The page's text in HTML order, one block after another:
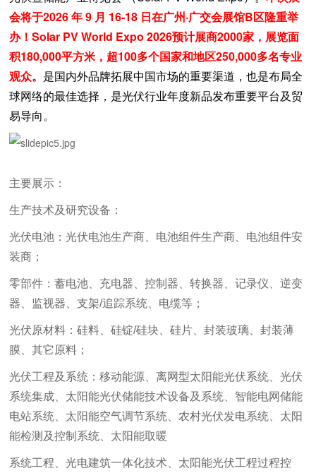
会将于2026 年 9 月 16-18 日在广州·广交会展馆B区隆重举
办！Solar PV World Expo 2026预计展商2000家，展览面
积180,000平方米，超100多个国家和地区250,000多名专业
观众。 是国内外品牌拓展中国市场的重要渠道，也是布局全
球网络的最佳选择，是光伏行业年度新品发布重要平台及贸
易导向。
主要展示：
生产技术及研究设备：
光伏电池：光伏电池生产商、电池组件生产商、电池组件安
装商；
零部件：蓄电池、充电器、控制器、转换器、记录仪、逆变
器、监视器、支架/追踪系统、电缆等；
光伏原材料：硅料、硅锭/硅块、硅片、封装玻璃、封装薄
膜、其它原料；
光伏工程及系统：移动能源、离网型太阳能光伏系统、光伏
系统集成、太阳能光伏储能技术设备及系统、智能电网储能
电站系统、太阳能空气调节系统、农村光伏发电系统、太阳
能检测及控制系统、太阳能取暖
系统工程、光电建筑一体化技术、太阳能光伏工程过程控